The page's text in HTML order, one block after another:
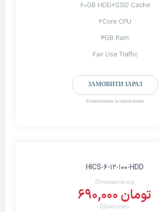
60GB HDD+SSD Cache
2Core CPU
4GB Ram
Fair Use Traffic
ЗАМОВИТИ ЗАРАЗ
Безкоштовне встановлення
HICS-6-12-100-HDD
Починаючи від
690,000 تومان
Щомісячно